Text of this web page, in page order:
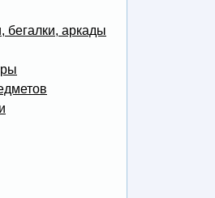
бегалки, аркады